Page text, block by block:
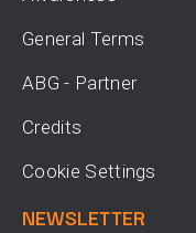
General Terms
ABG - Partner
Credits
Cookie Settings
NEWSLETTER